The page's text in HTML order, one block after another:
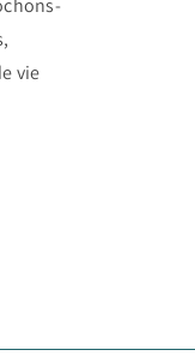
vie